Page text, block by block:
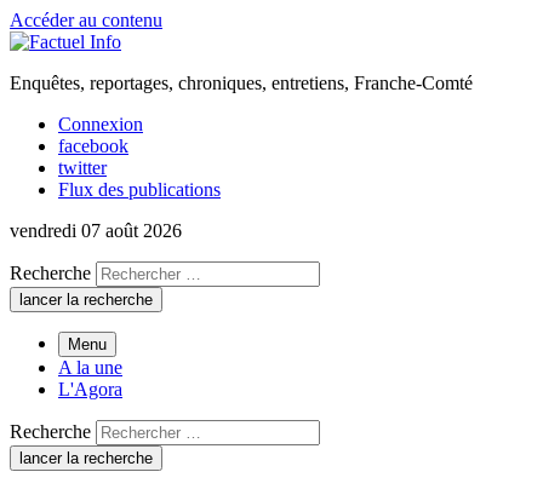
Accéder au contenu
Enquêtes, reportages, chroniques, entretiens, Franche-Comté
Connexion
facebook
twitter
Flux des publications
vendredi 07 août 2026
Recherche
lancer la recherche
Menu
A la une
L'Agora
Recherche
lancer la recherche